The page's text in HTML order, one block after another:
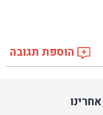
הוספת תגובה